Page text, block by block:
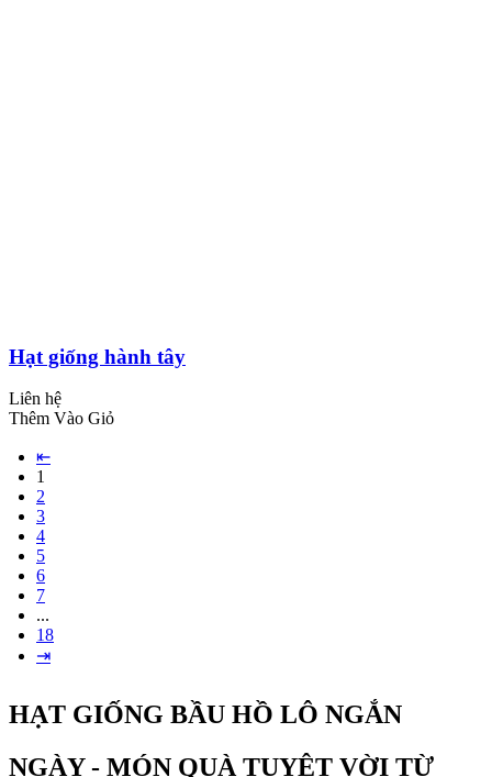
Hạt giống hành tây
Liên hệ
Thêm Vào Giỏ
⇤
1
2
3
4
5
6
7
...
18
⇥
HẠT GIỐNG BẦU HỒ LÔ NGẮN
NGÀY - MÓN QUÀ TUYỆT VỜI TỪ